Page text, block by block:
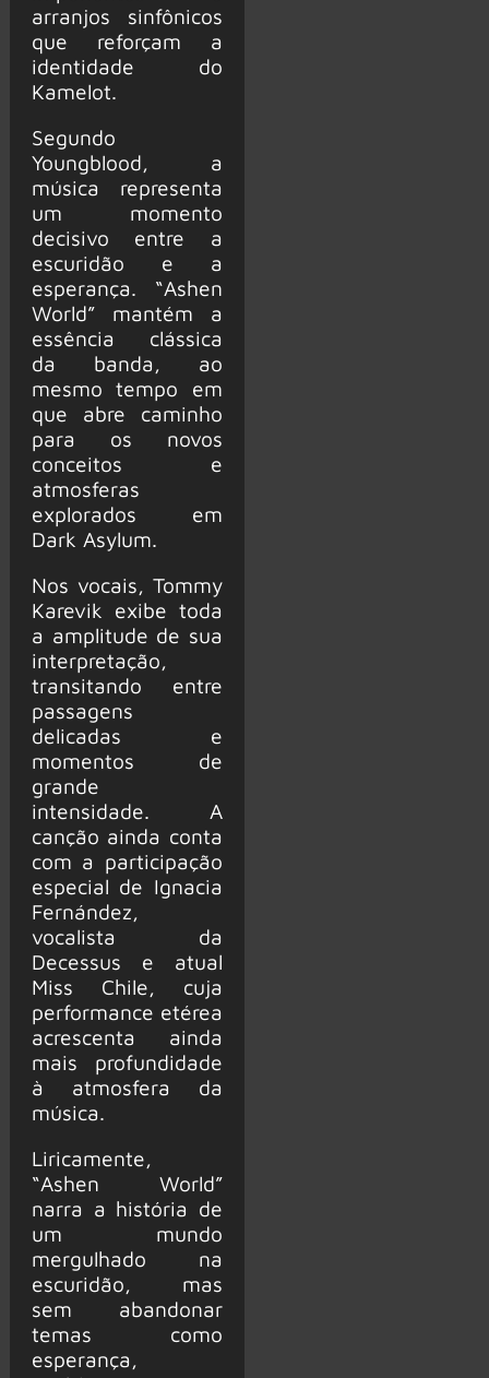
arranjos sinfônicos
que reforçam a
identidade do
Kamelot.
Segundo
Youngblood, a
música representa
um momento
decisivo entre a
escuridão e a
esperança. “Ashen
World” mantém a
essência clássica
da banda, ao
mesmo tempo em
que abre caminho
para os novos
conceitos e
atmosferas
explorados em
Dark Asylum.
Nos vocais, Tommy
Karevik exibe toda
a amplitude de sua
interpretação,
transitando entre
passagens
delicadas e
momentos de
grande
intensidade. A
canção ainda conta
com a participação
especial de Ignacia
Fernández,
vocalista da
Decessus e atual
Miss Chile, cuja
performance etérea
acrescenta ainda
mais profundidade
à atmosfera da
música.
Liricamente,
“Ashen World”
narra a história de
um mundo
mergulhado na
escuridão, mas
sem abandonar
temas como
esperança,